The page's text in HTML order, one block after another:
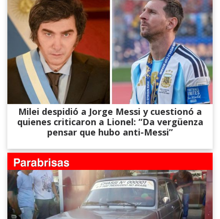
Milei despidió a Jorge Messi y cuestionó a
quienes criticaron a Lionel: “Da vergüenza
pensar que hubo anti-Messi”